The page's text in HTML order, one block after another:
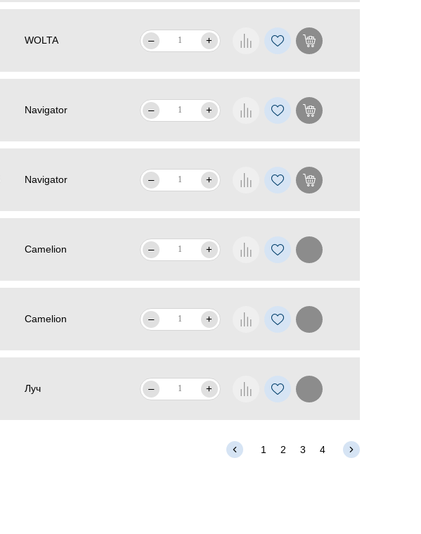
WOLTA – +
Navigator – +
Navigator – +
Camelion – +
Camelion – +
Луч – +
1 2 3 4